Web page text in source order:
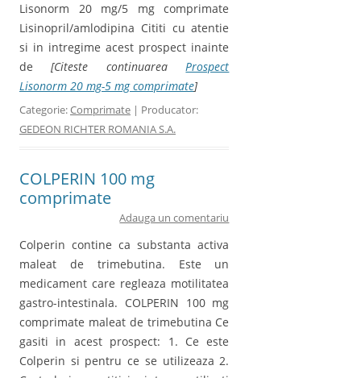
Lisonorm 20 mg/5 mg comprimate
Lisinopril/amlodipina Cititi cu atentie
si in intregime acest prospect inainte
de[Citeste continuareaProspect
Lisonorm 20 mg-5 mg comprimate]
Categorie:Comprimate | Producator:
GEDEON RICHTER ROMANIA S.A.
COLPERIN 100 mg
comprimate
Adauga un comentariu
Colperin contine ca substanta activa
maleat de trimebutina. Este un
medicament care regleaza motilitatea
gastro-intestinala. COLPERIN 100 mg
comprimate maleat de trimebutina Ce
gasiti in acest prospect: 1. Ce este
Colperin si pentru ce se utilizeaza 2.